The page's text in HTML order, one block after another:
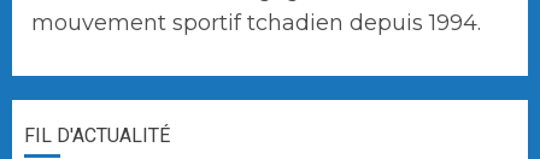
mouvement sportif tchadien depuis 1994.
FIL D'ACTUALITÉ